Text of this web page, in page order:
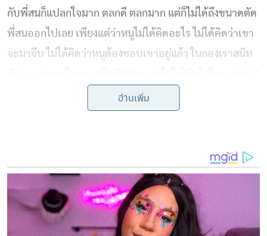
กับพี่สนก็แปลกใจมาก ตลกดี ตลกมาก แต่ก็ไม่ได้ถึงขนาดตัด
พี่สนออกไปเลย เพียงแต่ว่าหนูไม่ได้คิดอะไร ไม่ได้คิดว่าเขา
จะมาจีบ ไม่ได้คิดว่าหนูต้องชอบเขาอยู่แล้ว ในกองเราสนิท
อ่านเพิ่ม